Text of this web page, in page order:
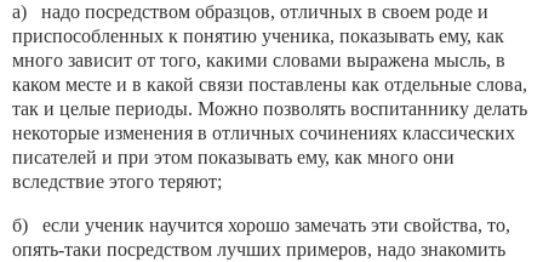
а) надо посредством образцов, отличных в своем роде и
приспособленных к понятию ученика, пока­зывать ему, как
много зависит от того, какими сло­вами выражена мысль, в
каком месте и в какой свя­зи поставлены как отдельные слова,
так и целые пе­риоды. Можно позволять воспитаннику делать
не­которые изменения в отличных сочинениях класси­ческих
писателей и при этом показывать ему, как много они
вследствие этого теряют;
б) если ученик научится хорошо замечать эти свойства, то,
опять-таки посредством лучших при­меров, надо знакомить